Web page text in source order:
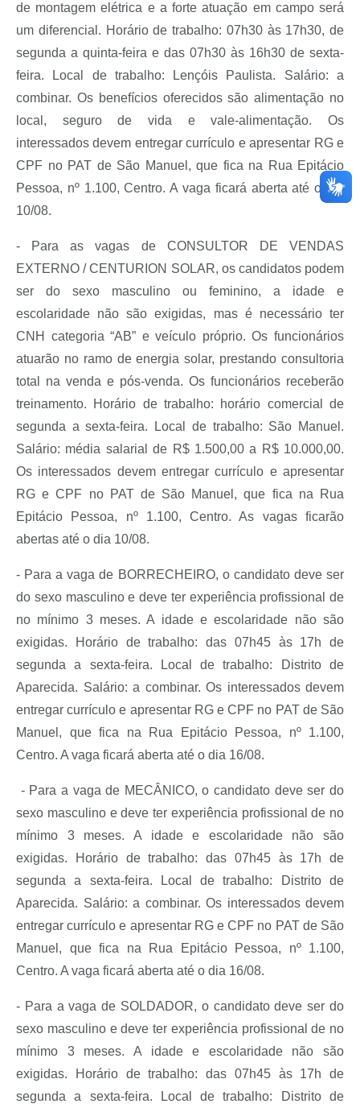
de montagem elétrica e a forte atuação em campo será
um diferencial. Horário de trabalho: 07h30 às 17h30, de
segunda a quinta-feira e das 07h30 às 16h30 de sexta-
feira. Local de trabalho: Lençóis Paulista. Salário: a
combinar. Os benefícios oferecidos são alimentação no
local, seguro de vida e vale-alimentação. Os
interessados devem entregar currículo e apresentar RG e
CPF no PAT de São Manuel, que fica na Rua Epitácio
Pessoa, nº 1.100, Centro. A vaga ficará aberta até o dia
10/08.
- Para as vagas de CONSULTOR DE VENDAS
EXTERNO / CENTURION SOLAR, os candidatos podem
ser do sexo masculino ou feminino, a idade e
escolaridade não são exigidas, mas é necessário ter
CNH categoria “AB” e veículo próprio. Os funcionários
atuarão no ramo de energia solar, prestando consultoria
total na venda e pós-venda. Os funcionários receberão
treinamento. Horário de trabalho: horário comercial de
segunda a sexta-feira. Local de trabalho: São Manuel.
Salário: média salarial de R$ 1.500,00 a R$ 10.000,00.
Os interessados devem entregar currículo e apresentar
RG e CPF no PAT de São Manuel, que fica na Rua
Epitácio Pessoa, nº 1.100, Centro. As vagas ficarão
abertas até o dia 10/08.
- Para a vaga de BORRECHEIRO, o candidato deve ser
do sexo masculino e deve ter experiência profissional de
no mínimo 3 meses. A idade e escolaridade não são
exigidas. Horário de trabalho: das 07h45 às 17h de
segunda a sexta-feira. Local de trabalho: Distrito de
Aparecida. Salário: a combinar. Os interessados devem
entregar currículo e apresentar RG e CPF no PAT de São
Manuel, que fica na Rua Epitácio Pessoa, nº 1.100,
Centro. A vaga ficará aberta até o dia 16/08.
- Para a vaga de MECÂNICO, o candidato deve ser do
sexo masculino e deve ter experiência profissional de no
mínimo 3 meses. A idade e escolaridade não são
exigidas. Horário de trabalho: das 07h45 às 17h de
segunda a sexta-feira. Local de trabalho: Distrito de
Aparecida. Salário: a combinar. Os interessados devem
entregar currículo e apresentar RG e CPF no PAT de São
Manuel, que fica na Rua Epitácio Pessoa, nº 1.100,
Centro. A vaga ficará aberta até o dia 16/08.
- Para a vaga de SOLDADOR, o candidato deve ser do
sexo masculino e deve ter experiência profissional de no
mínimo 3 meses. A idade e escolaridade não são
exigidas. Horário de trabalho: das 07h45 às 17h de
segunda a sexta-feira. Local de trabalho: Distrito de